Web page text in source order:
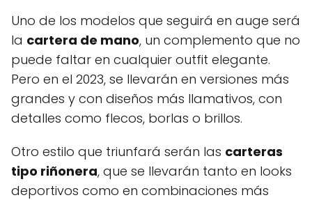
Uno de los modelos que seguirá en auge será
la cartera de mano, un complemento que no
puede faltar en cualquier outfit elegante.
Pero en el 2023, se llevarán en versiones más
grandes y con diseños más llamativos, con
detalles como flecos, borlas o brillos.
Otro estilo que triunfará serán las carteras
tipo riñonera, que se llevarán tanto en looks
deportivos como en combinaciones más